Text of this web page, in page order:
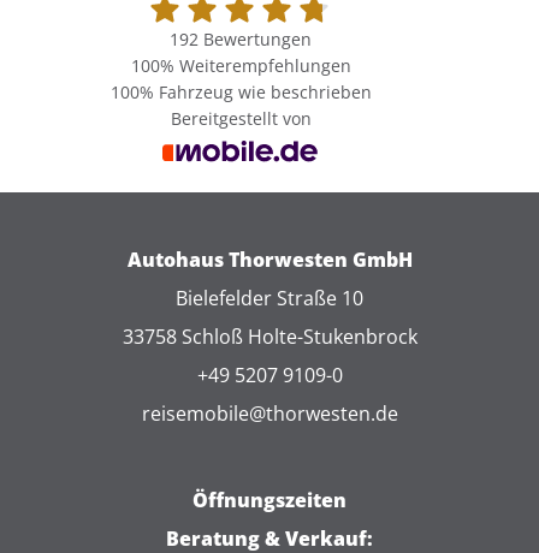
192 Bewertungen
100% Weiterempfehlungen
100% Fahrzeug wie beschrieben
Bereitgestellt von
Autohaus Thorwesten GmbH
Bielefelder Straße 10
33758 Schloß Holte-Stukenbrock
+49 5207 9109-0
reisemobile@thorwesten.de
Öffnungszeiten
Beratung & Verkauf: